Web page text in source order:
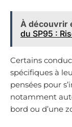
À découvrir
du SP95 :
Certains
spécifiques à
pensées pour
notamment
bord ou d’une